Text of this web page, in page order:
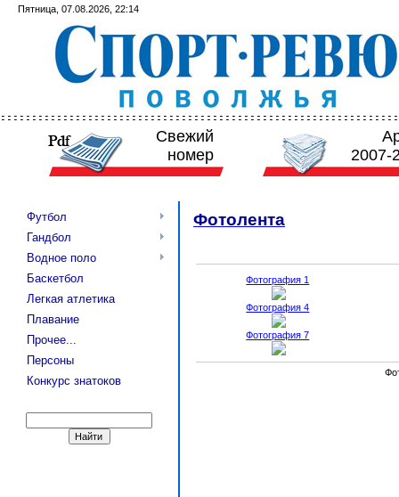
Пятница, 07.08.2026, 22:14
Свежий
номер
2007-
Футбол
Гандбол
Водное поло
Баскетбол
Легкая атлетика
Плавание
Прочее...
Персоны
Конкурс знатоков
Фотолента
Фотография 1
Фотография 4
Фотография 7